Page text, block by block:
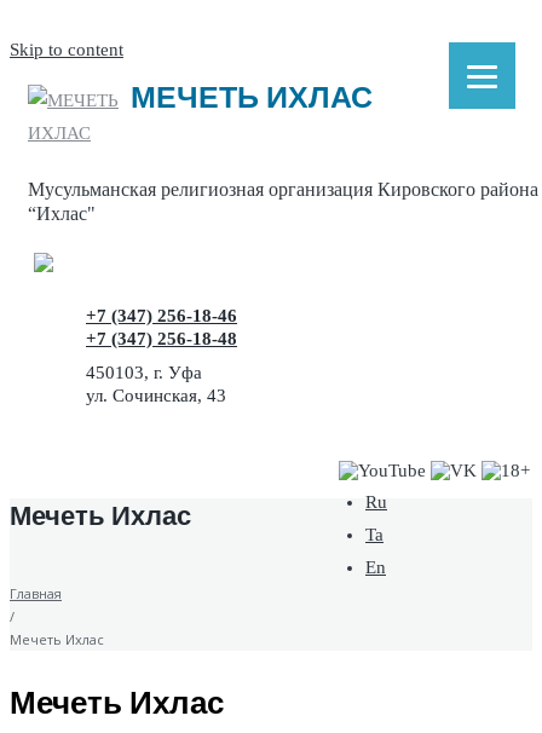
Skip to content
МЕЧЕТЬ ИХЛАС
Мусульманская религиозная организация Кировского
“Ихлас"
+7 (347) 256-18-46
+7 (347) 256-18-48
450103, г. Уфа
ул. Сочинская, 43
Ru
Ta
En
Мечеть Ихлас
Главная
/
Мечеть Ихлас
Мечеть Ихлас